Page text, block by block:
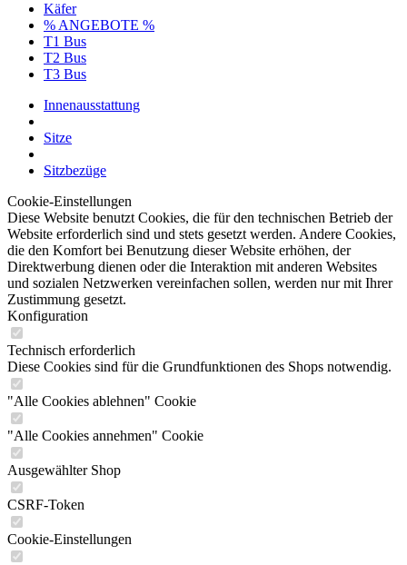
Käfer
% ANGEBOTE %
T1 Bus
T2 Bus
T3 Bus
Innenausstattung
Sitze
Sitzbezüge
Cookie-Einstellungen
Diese Website benutzt Cookies, die für den technischen Betrieb der
Website erforderlich sind und stets gesetzt werden. Andere Cookies,
die den Komfort bei Benutzung dieser Website erhöhen, der
Direktwerbung dienen oder die Interaktion mit anderen Websites
und sozialen Netzwerken vereinfachen sollen, werden nur mit Ihrer
Zustimmung gesetzt.
Konfiguration
Technisch erforderlich
Diese Cookies sind für die Grundfunktionen des Shops notwendig.
"Alle Cookies ablehnen" Cookie
"Alle Cookies annehmen" Cookie
Ausgewählter Shop
CSRF-Token
Cookie-Einstellungen